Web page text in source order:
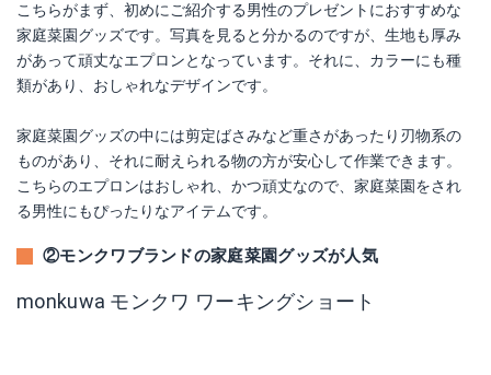
こちらがまず、初めにご紹介する男性のプレゼントにおすすめな
家庭菜園グッズです。写真を見ると分かるのですが、生地も厚み
があって頑丈なエプロンとなっています。それに、カラーにも種
類があり、おしゃれなデザインです。
家庭菜園グッズの中には剪定ばさみなど重さがあったり刃物系の
ものがあり、それに耐えられる物の方が安心して作業できます。
こちらのエプロンはおしゃれ、かつ頑丈なので、家庭菜園をされ
る男性にもぴったりなアイテムです。
②モンクワブランドの家庭菜園グッズが人気
monkuwa モンクワ ワーキングショート